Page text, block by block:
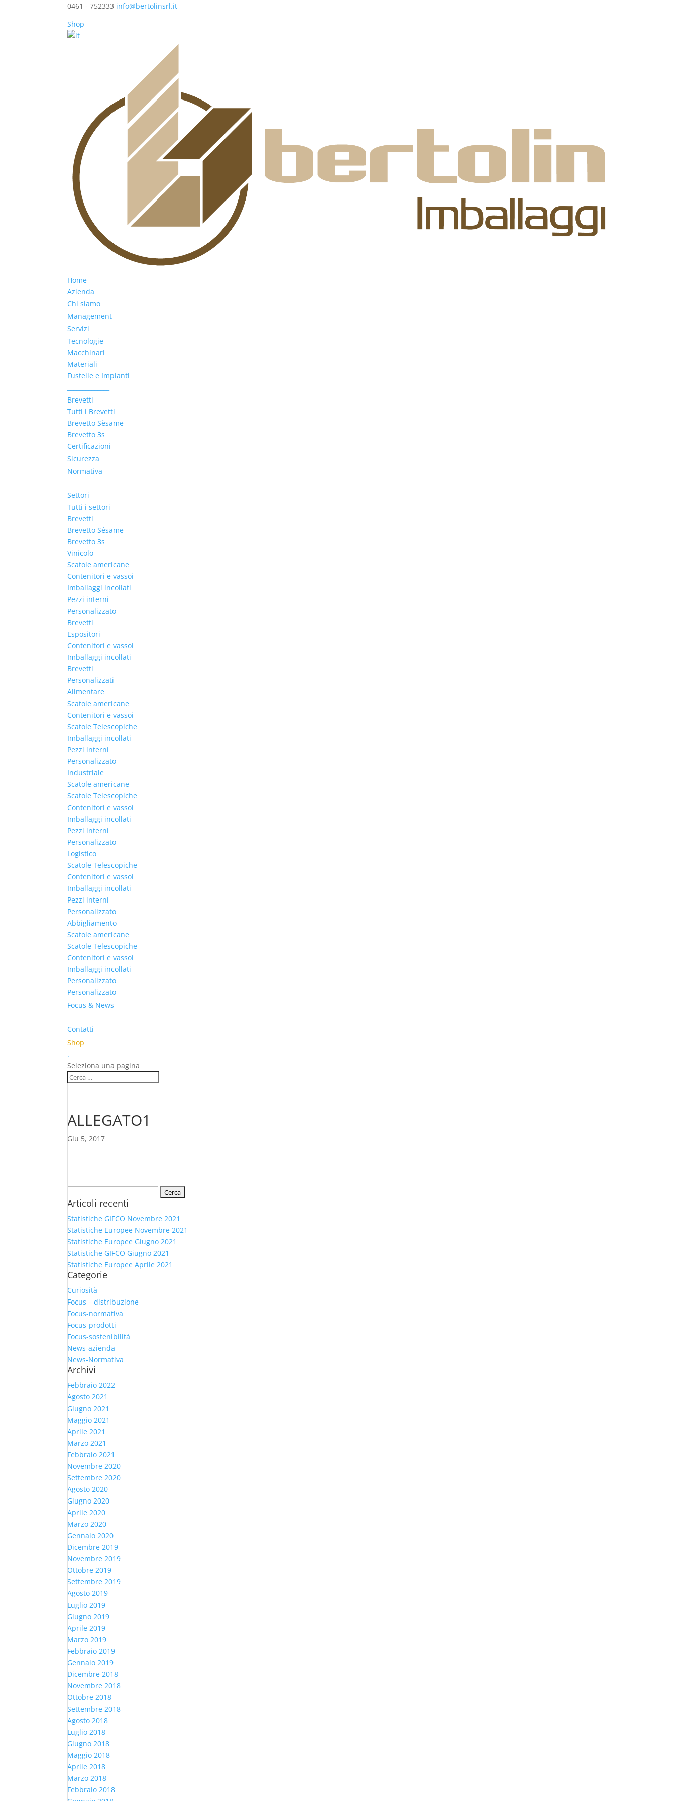
0461 - 752333 info@bertolinsrl.it
Shop
Home
Azienda
Chi siamo
Management
Servizi
Tecnologie
Macchinari
Materiali
Fustelle e Impianti
Brevetti
Tutti i Brevetti
Brevetto Sèsame
Brevetto 3s
Certificazioni
Sicurezza
Normativa
Settori
Tutti i settori
Brevetti
Brevetto Sésame
Brevetto 3s
Vinicolo
Scatole americane
Contenitori e vassoi
Imballaggi incollati
Pezzi interni
Personalizzato
Brevetti
Espositori
Contenitori e vassoi
Imballaggi incollati
Brevetti
Personalizzati
Alimentare
Scatole americane
Contenitori e vassoi
Scatole Telescopiche
Imballaggi incollati
Pezzi interni
Personalizzato
Industriale
Scatole americane
Scatole Telescopiche
Contenitori e vassoi
Imballaggi incollati
Pezzi interni
Personalizzato
Logistico
Scatole Telescopiche
Contenitori e vassoi
Imballaggi incollati
Pezzi interni
Personalizzato
Abbigliamento
Scatole americane
Scatole Telescopiche
Contenitori e vassoi
Imballaggi incollati
Personalizzato
Personalizzato
Focus & News
Contatti
Shop
.
Seleziona una pagina
ALLEGATO1
Giu 5, 2017
per:
Articoli recenti
Statistiche GIFCO Novembre 2021
Statistiche Europee Novembre 2021
Statistiche Europee Giugno 2021
Statistiche GIFCO Giugno 2021
Statistiche Europee Aprile 2021
Categorie
Curiosità
Focus – distribuzione
Focus-normativa
Focus-prodotti
Focus-sostenibilità
News-azienda
News-Normativa
Archivi
Febbraio 2022
Agosto 2021
Giugno 2021
Maggio 2021
Aprile 2021
Marzo 2021
Febbraio 2021
Novembre 2020
Settembre 2020
Agosto 2020
Giugno 2020
Aprile 2020
Marzo 2020
Gennaio 2020
Dicembre 2019
Novembre 2019
Ottobre 2019
Settembre 2019
Agosto 2019
Luglio 2019
Giugno 2019
Aprile 2019
Marzo 2019
Febbraio 2019
Gennaio 2019
Dicembre 2018
Novembre 2018
Ottobre 2018
Settembre 2018
Agosto 2018
Luglio 2018
Giugno 2018
Maggio 2018
Aprile 2018
Marzo 2018
Febbraio 2018